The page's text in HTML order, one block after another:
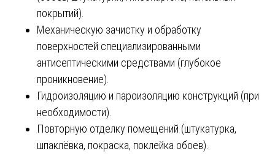
покрытий).
Механическую зачистку и обработку
поверхностей специализированными
антисептическими средствами (глубокое
проникновение).
Гидроизоляцию и пароизоляцию конструкций (при
необходимости).
Повторную отделку помещений (штукатурка,
шпаклёвка, покраска, поклейка обоев).